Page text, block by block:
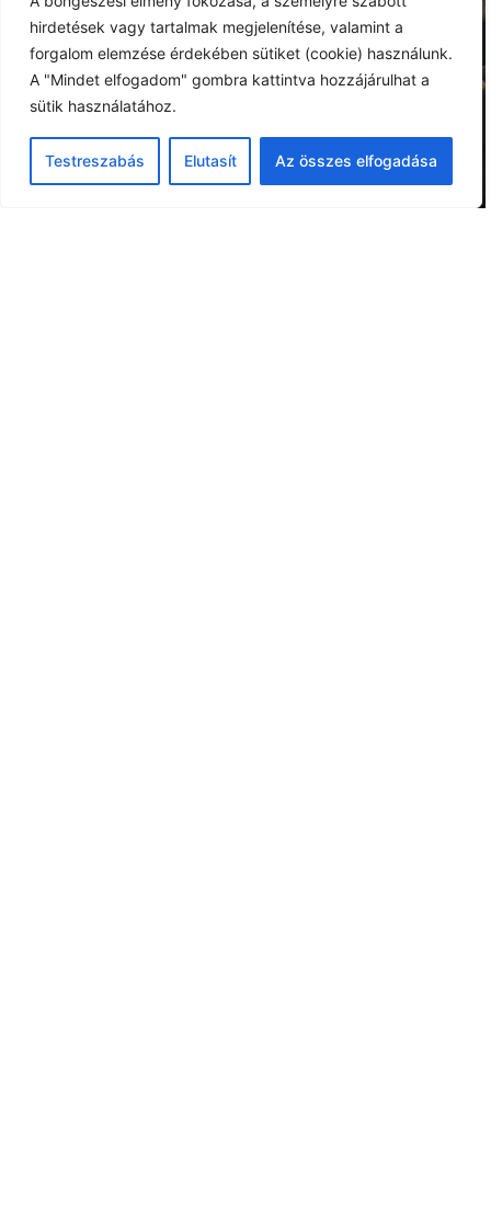
hirdetések vagy tartalmak megjelenítése, valamint a
forgalom elemzése érdekében sütiket (cookie) használunk.
A "Mindet elfogadom" gombra kattintva hozzájárulhat a
sütik használatához.
Testreszabás Elutasít Az összes elfogadása